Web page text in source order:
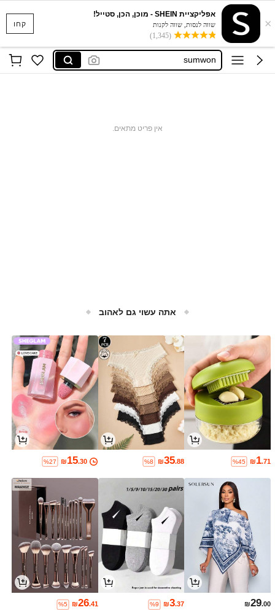
קחו ×
אפליקציית SHEIN - מוכן, הכן, סטייל!
שווה לנסות, שווה לקנות
(1,345)
dazy men
musero
sumwon
romwe
אין פריט מתאים.
אתה עשוי גם לאהוב
₪1.71
%45
₪35.88
%8
₪15.30
%27
₪29.00
₪3.37
%9
₪26.41
%5